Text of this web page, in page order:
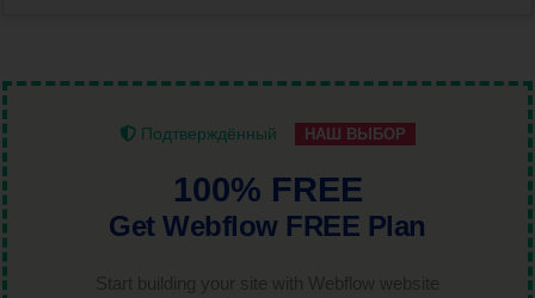
Подтверждённый НАШ ВЫБОР
100% FREE
Get Webflow FREE Plan
Start building your site with Webflow website